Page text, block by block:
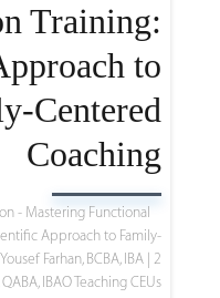
Training:
to
Centered
Coaching
- Mastering Functional
Approach to Family-
Farhan, BCBA, IBA | 2
QABA, IBAO Teaching CEUs